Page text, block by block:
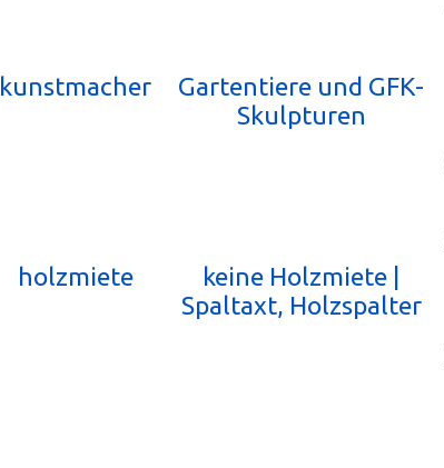
kunstmacher
Gartentiere und GFK-
Skulpturen
holzmiete
keine Holzmiete |
Spaltaxt, Holzspalter